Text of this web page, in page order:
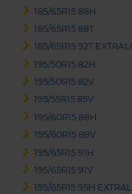
185/65R15 88H
185/65R15 88T
185/65R15 92T
195/50R15 82H
195/50R15 82V
195/55R15 85V
195/60R15 88H
195/60R15 88V
195/65R15 91H
195/65R15 91V
195/65R15 95H